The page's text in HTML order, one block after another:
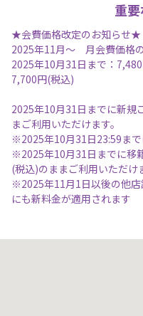
重
★会費価格改定のお知らせ★
2025年11月～ 月会費価格の
2025年10月31日まで：
7,700円(税込)
2025年10月31日までに新規
まご利用いただけます。
※2025年10月31日23:59まで
※2025年10月31日までに移
(税込)のままご利用いただけ
※2025年11月1日以後の他
にも新料金が適用されます